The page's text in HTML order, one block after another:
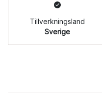
Tillverkningsland
Sverige